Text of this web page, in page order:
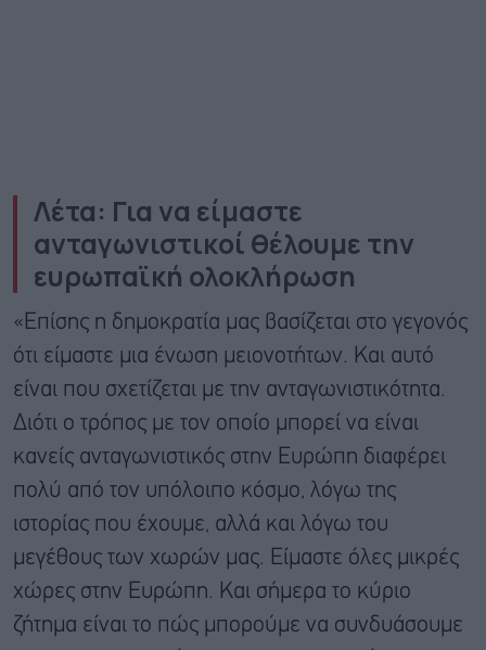
Λέτα: Για να είμαστε
ανταγωνιστικοί θέλουμε την
ευρωπαϊκή ολοκλήρωση
«Επίσης η δημοκρατία μας βασίζεται στο γεγονός
ότι είμαστε μια ένωση μειονοτήτων. Και αυτό
είναι που σχετίζεται με την ανταγωνιστικότητα.
Διότι ο τρόπος με τον οποίο μπορεί να είναι
κανείς ανταγωνιστικός στην Ευρώπη διαφέρει
πολύ από τον υπόλοιπο κόσμο, λόγω της
ιστορίας που έχουμε, αλλά και λόγω του
μεγέθους των χωρών μας. Είμαστε όλες μικρές
χώρες στην Ευρώπη. Και σήμερα το κύριο
ζήτημα είναι το πώς μπορούμε να συνδυάσουμε